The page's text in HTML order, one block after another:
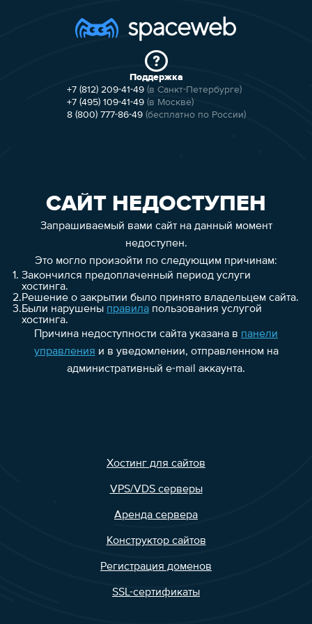
Поддержка
+7 (812) 209-41-49 (в Санкт-Петербурге)
+7 (495) 109-41-49 (в Москве)
8 (800) 777-86-49 (бесплатно по России)
САЙТ НЕДОСТУПЕН
Запрашиваемый вами сайт на данный момент
недоступен.
Это могло произойти по следующим причинам:
1. Закончился предоплаченный период услуги
хостинга.
2.Решение о закрытии было принято владельцем сайта.
3.Были нарушены правилапользования услугой
хостинга.
Причина недоступности сайта указана в панели
управления и в уведомлении, отправленном на
административный e-mail аккаунта.
Хостинг для сайтов
VPS/VDS серверы
Аренда сервера
Конструктор сайтов
Регистрация доменов
SSL-сертификаты